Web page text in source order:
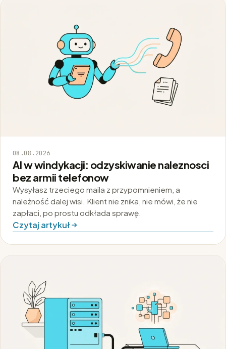
08.08.2026
AI w windykacji: odzyskiwanie naleznosci
bez armii telefonow
Wysyłasz trzeciego maila z przypomnieniem, a
należność dalej wisi. Klient nie znika, nie mówi, że nie
zapłaci, po prostu odkłada sprawę.
Czytaj artykuł